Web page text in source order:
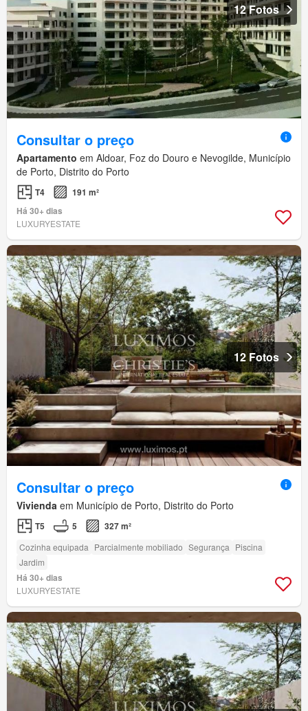
12 Fotos
Consultar o preço
Apartamento em Aldoar, Foz do Douro e Nevogilde, Município
de Porto, Distrito do Porto
T4
191 m²
Há 30+ dias
LUXURYESTATE
12 Fotos
Consultar o preço
Vivienda em Município de Porto, Distrito do Porto
T5 5 327 m²
Cozinha equipada Parcialmente mobiliado Segurança Piscina
Jardim
Há 30+ dias
LUXURYESTATE